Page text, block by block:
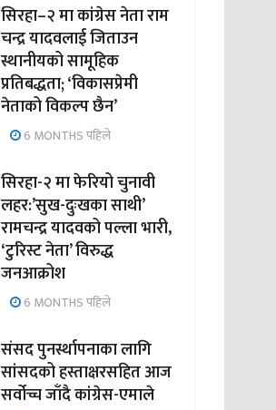
सिरहा–२ मा कांग्रेस नेता राम
चन्द्र यादवलाई जिताउन
स्थानीयको सामूहिक
प्रतिबद्धता; ‘विकासप्रेमी
नेताको विकल्प छैन’
6 MONTHS पहिले
सिरहा-२ मा फेरियो चुनावी
लहर:’सुख-दुःखका साथी’
रामचन्द्र यादवको पल्ला भारी,
‘टुरिस्ट नेता’ विरुद्ध
जनआक्रोश
6 MONTHS पहिले
संसद पुनर्स्थापनाका लागि
सांसदको हस्ताक्षरसहित आज
सर्वोच्च जाँदै कांग्रेस-एमाले